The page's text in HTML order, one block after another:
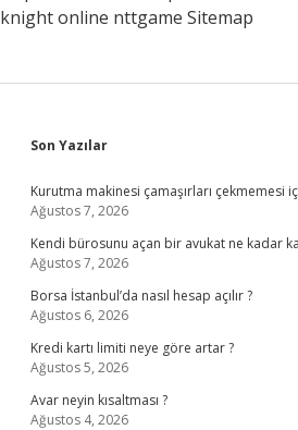
knight online nttgame Sitemap
Sidebar
Son Yazılar
Kurutma makinesi çamaşırları çekmemesi
Ağustos 7, 2026
Kendi bürosunu açan bir avukat ne kadar
Ağustos 7, 2026
Borsa İstanbul’da nasıl hesap açılır ?
Ağustos 6, 2026
Kredi kartı limiti neye göre artar ?
Ağustos 5, 2026
Avar neyin kısaltması ?
Ağustos 4, 2026